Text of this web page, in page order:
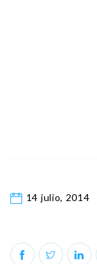
14 julio, 2014